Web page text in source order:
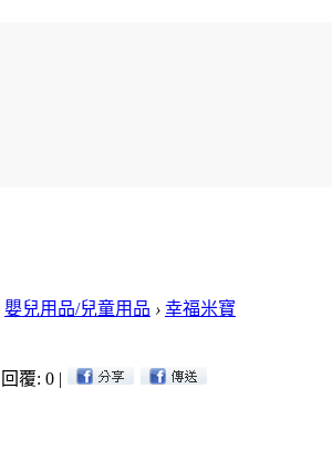
嬰兒用品/兒童用品 › 幸福米寶
回覆: 0 |